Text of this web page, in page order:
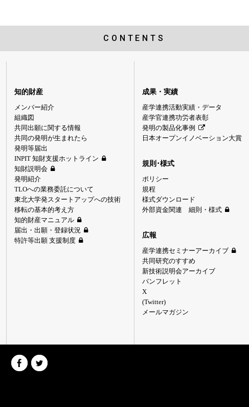
CONTENTS
知的財産
メンバー紹介
組織図
共同出願に関する情報
共同の発明が生まれたら
発明等届出
INPIT 知財支援ホットライン
知財説明会
発明紹介
TLOへの業務委託について
東北大学発スタートアップへの技術
移転の基本的考え方
知的財産マニュアル
届出・出願・登録状況
特許等出願 支援制度
成果・実績
産学連携活動実績・データ
産学官連携功労者表彰
発明の製品化事例
日本オープンイノベーション大賞
規則･様式
ポリシー
規程
様式ダウンロード
外部資金関連 細則・様式
広報
産学連携セミナーアーカイブ
共同研究のすすめ
新技術説明会アーカイブ
パンフレット
X
(Twitter)
メールマガジン